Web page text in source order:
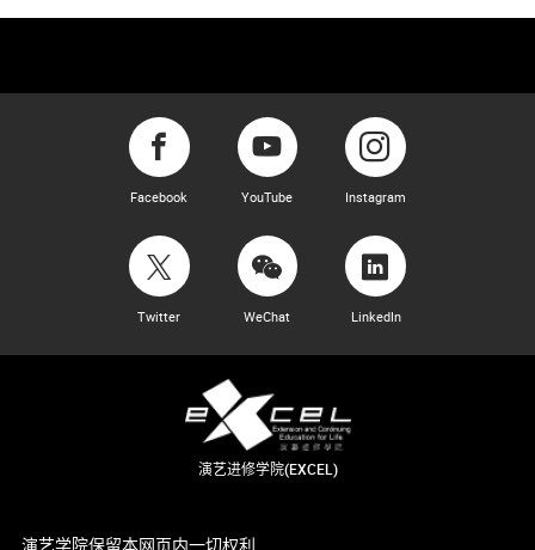
Facebook YouTube Instagram
Twitter WeChat LinkedIn
演艺进修学院(EXCEL)
演艺学院保留本网页内一切权利